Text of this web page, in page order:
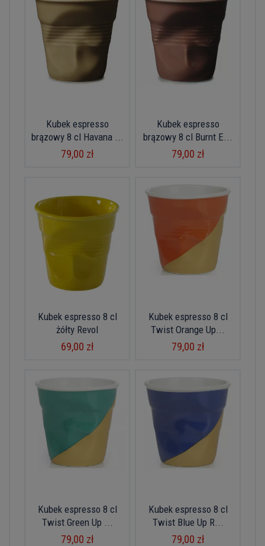
Kubek espresso
brązowy 8 cl Havana ...
79,00 zł
Kubek espresso
brązowy 8 cl Burnt E...
79,00 zł
Kubek espresso 8 cl
żółty Revol
69,00 zł
Kubek espresso 8 cl
Twist Orange Up...
79,00 zł
Kubek espresso 8 cl
Twist Green Up ...
79,00 zł
Kubek espresso 8 cl
Twist Blue Up R...
79,00 zł